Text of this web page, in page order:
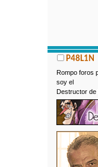
P48L1N
Rompo foros
soy el
Destructor de